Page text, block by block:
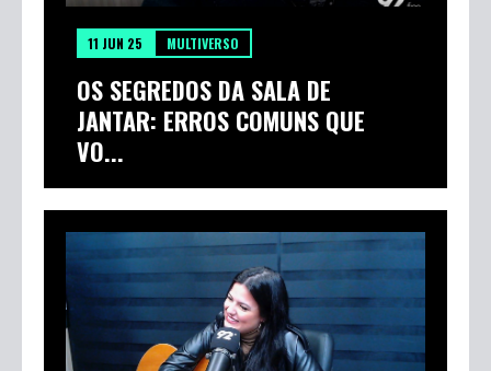
11 JUN 25 MULTIVERSO
OS SEGREDOS DA SALA DE
JANTAR: ERROS COMUNS QUE
VO...